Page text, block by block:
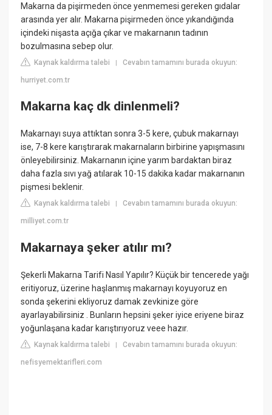
Makarna da pişirmeden önce yenmemesi gereken gıdalar
arasında yer alır. Makarna pişirmeden önce yıkandığında
içindeki nişasta açığa çıkar ve makarnanın tadının
bozulmasına sebep olur.
Kaynak kaldırma talebi |Cevabın tamamını burada okuyun:
hurriyet.com.tr
Makarna kaç dk dinlenmeli?
Makarnayı suya attıktan sonra 3-5 kere, çubuk makarnayı
ise, 7-8 kere karıştırarak makarnaların birbirine yapışmasını
önleyebilirsiniz. Makarnanın içine yarım bardaktan biraz
daha fazla sıvı yağ atılarak 10-15 dakika kadar makarnanın
pişmesi beklenir.
Kaynak kaldırma talebi |Cevabın tamamını burada okuyun:
milliyet.com.tr
Makarnaya şeker atılır mı?
Şekerli Makarna Tarifi Nasıl Yapılır? Küçük bir tencerede yağı
eritiyoruz, üzerine haşlanmış makarnayı koyuyoruz en
sonda şekerini ekliyoruz damak zevkinize göre
ayarlayabilirsiniz . Bunların hepsini şeker iyice eriyene biraz
yoğunlaşana kadar karıştırıyoruz veee hazır.
Kaynak kaldırma talebi |Cevabın tamamını burada okuyun:
nefisyemektarifleri.com